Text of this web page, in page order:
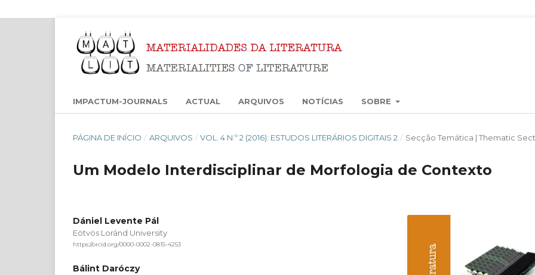
IMPACTUM-JOURNALS ACTUAL ARQUIVOS NOTÍCIAS SOBRE
PÁGINA DE INÍCIO / ARQUIVOS / VOL. 4 N.º 2 (2016): ESTUDOS LITERÁRIOS DIGITAIS 2 / Secção Temática | Thematic
Um Modelo Interdisciplinar de Morfologia de Contexto
Dániel Levente Pál
Eötvös Loránd University
https://orcid.org/0000-0002-0815-4253
Bálint Daróczy